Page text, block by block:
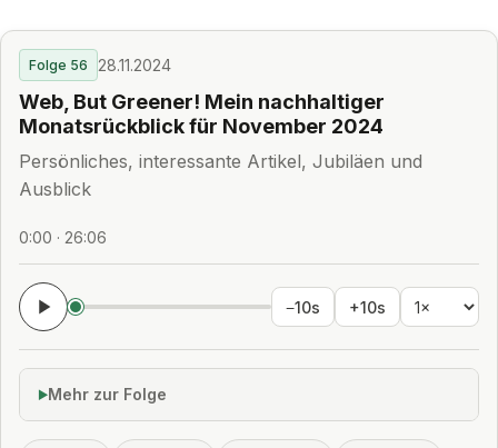
Folge 56 28.11.2024
Web, But Greener! Mein nachhaltiger
Monatsrückblick für November 2024
Persönliches, interessante Artikel, Jubiläen und
Ausblick
0:00 · 26:06
−10s +10s
Mehr zur Folge